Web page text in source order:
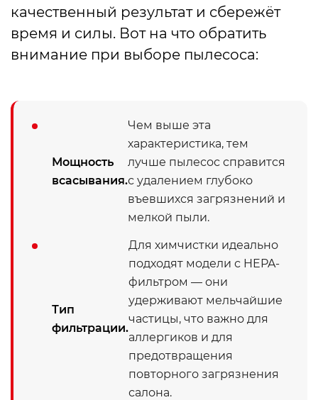
качественный результат и сбережёт
время и силы. Вот на что обратить
внимание при выборе пылесоса:
Мощность
всасывания.
Чем выше эта
характеристика, тем
лучше пылесос справится
с удалением глубоко
въевшихся загрязнений и
мелкой пыли.
Тип
фильтрации.
Для химчистки идеально
подходят модели с HEPA-
фильтром — они
удерживают мельчайшие
частицы, что важно для
аллергиков и для
предотвращения
повторного загрязнения
салона.